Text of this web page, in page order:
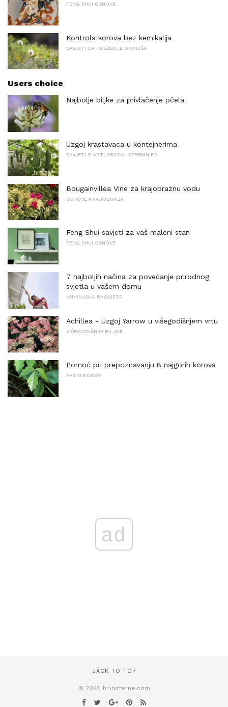
FENG SHUI OSNOVE
Kontrola korova bez kemikalija
SAVJETI ZA UREĐENJE OKOLIŠA
Users choice
Najbolje biljke za privlačenje pčela
Uzgoj krastavaca u kontejnerima
SAVJETI O VRTLARSTVU SPREMNIKA
Bougainvillea Vine za krajobraznu vodu
OSNOVE KRAJOBRAZA
Feng Shui savjeti za vaš maleni stan
FENG SHUI OSNOVE
7 najboljih načina za povećanje prirodnog
svjetla u vašem domu
KUHINJSKA RASVJETA
Achillea - Uzgoj Yarrow u višegodišnjem vrtu
VIŠEGODIŠNJE BILJKE
Pomoć pri prepoznavanju 8 najgorih korova
VRTNI KOROV
ad
BACK TO TOP
© 2026 hr.insterne.com